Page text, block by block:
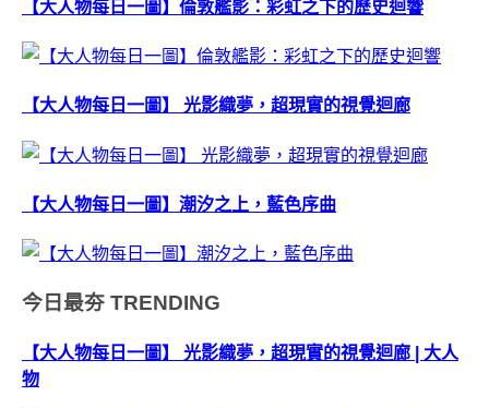
【大人物每日一圖】倫敦艦影：彩虹之下的歷史迴響
【大人物每日一圖】 光影織夢，超現實的視覺迴廊
【大人物每日一圖】潮汐之上，藍色序曲
今日最夯 TRENDING
【大人物每日一圖】 光影織夢，超現實的視覺迴廊 | 大人
物